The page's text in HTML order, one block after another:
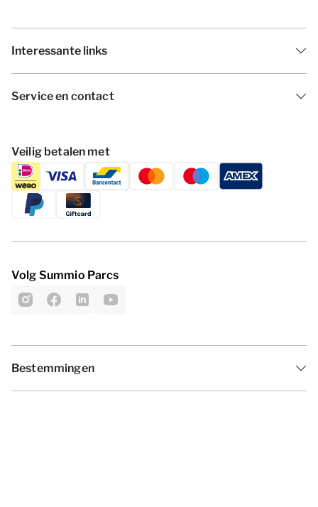
Interessante links
Service en contact
Veilig betalen met
Volg Summio Parcs
Bestemmingen